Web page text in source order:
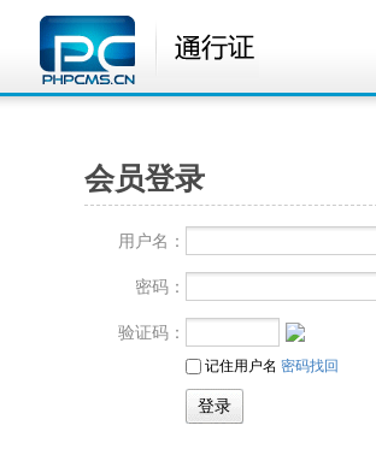
会员登录
用户名：
密码：
验证码：
记住用户名 密码找回